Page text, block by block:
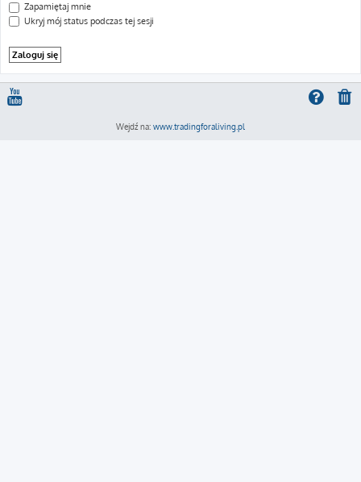
Zapamiętaj mnie
Ukryj mój status podczas tej sesji
Wejdź na: www.tradingforaliving.pl